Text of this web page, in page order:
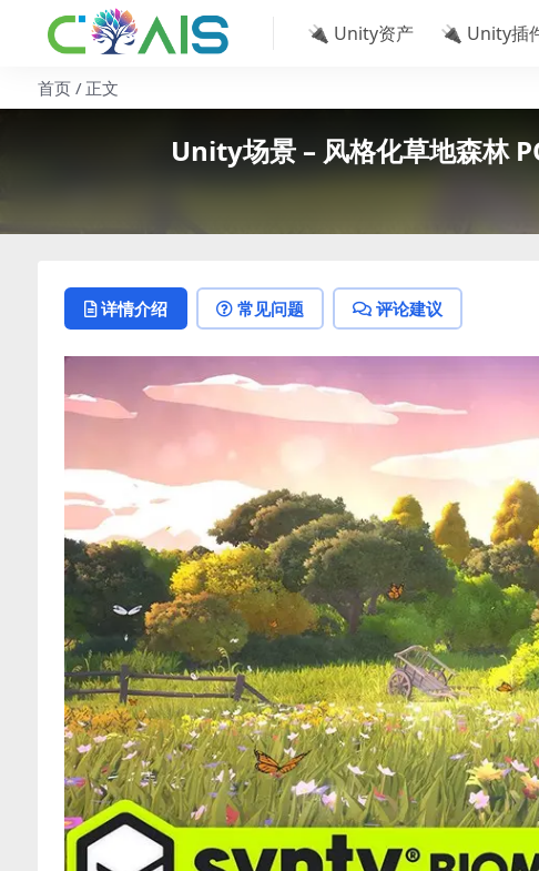
🔌 Unity资产 🔌 Unity插
首页 正文
Unity场景 – 风格化草地森林
详情介绍 常见问题 评论建议